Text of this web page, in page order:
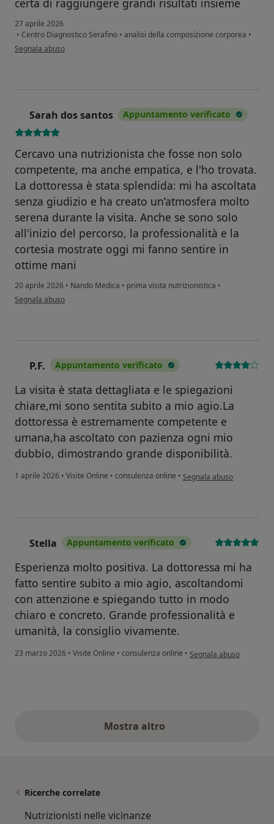
certa di raggiungere grandi risultati insieme
27 aprile 2026
• Centro Diagnostico Serafino • analisi della composizione corporea •
secondo l'opinione dell'utente A.T.
Segnala abuso
Sarah dos santos Appuntamento verificato
Cercavo una nutrizionista che fosse non solo
competente, ma anche empatica, e l'ho trovata.
La dottoressa è stata splendida: mi ha ascoltata
senza giudizio e ha creato un’atmosfera molto
serena durante la visita. Anche se sono solo
all'inizio del percorso, la professionalità e la
cortesia mostrate oggi mi fanno sentire in
ottime mani
20 aprile 2026 • Nando Medica • prima visita nutrizionistica •
secondo l'opinione dell'utente Sarah dos santos
Segnala abuso
P.F. Appuntamento verificato
La visita è stata dettagliata e le spiegazioni
chiare,mi sono sentita subito a mio agio.La
dottoressa è estremamente competente e
umana,ha ascoltato con pazienza ogni mio
dubbio, dimostrando grande disponibilità.
1 aprile 2026 • Visite Online • consulenza online • secondo l'opinione
Segnala abuso
Stella Appuntamento verificato
Esperienza molto positiva. La dottoressa mi ha
fatto sentire subito a mio agio, ascoltandomi
con attenzione e spiegando tutto in modo
chiaro e concreto. Grande professionalità e
umanità, la consiglio vivamente.
23 marzo 2026 • Visite Online • consulenza online • secondo l'opinione
Segnala abuso
Mostra altroopinioni di cui sopra
Ricerche correlate
Nutrizionisti nelle vicinanze